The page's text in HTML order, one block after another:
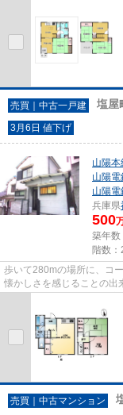
売買｜中古一戸建 塩
3月6日 値下げ
山陽本
山陽電
山陽電
兵庫県
500
築年数
階数：
歩いて280mの場所に、コ
懐かしさを感じることの出
売買｜中古マンション